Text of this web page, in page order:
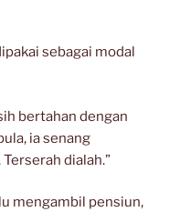
sebagai modal
bertahan dengan
ia senang
dialah.”
mengambil pensiun,